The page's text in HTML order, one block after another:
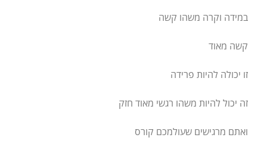
במידה וקרה משהו קשה
קשה מאוד
זו יכולה להיות פרידה
זה יכול להיות משהו רגשי מאוד חזק
ואתם מרגישים שעולמכם קורס